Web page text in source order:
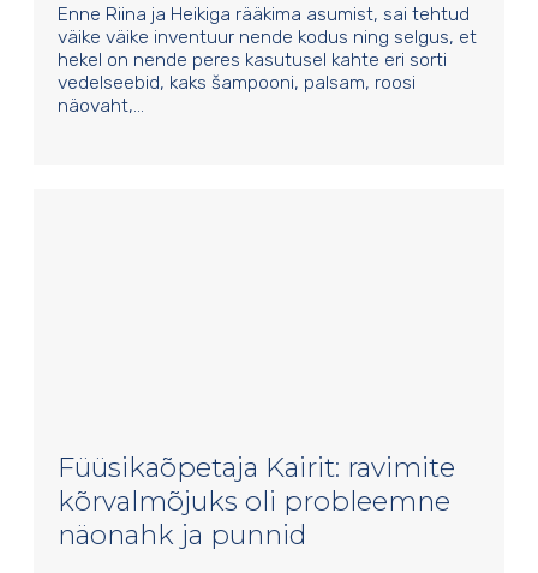
Enne Riina ja Heikiga rääkima asumist, sai tehtud
väike väike inventuur nende kodus ning selgus, et
hekel on nende peres kasutusel kahte eri sorti
vedelseebid, kaks šampooni, palsam, roosi
näovaht,…
Füüsikaõpetaja Kairit: ravimite
kõrvalmõjuks oli probleemne
näonahk ja punnid